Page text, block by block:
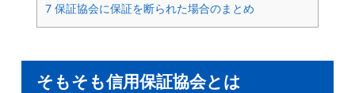
7 保証協会に保証を断られた場合のまとめ
そもそも信用保証協会とは